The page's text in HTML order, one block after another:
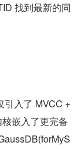
找到最新的同
引入了 MVCC +
嵌入了更完备